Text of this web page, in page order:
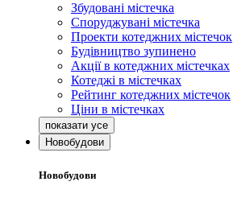
Збудовані містечка
Споруджувані містечка
Проекти котеджних містечок
Будівництво зупинено
Акції в котеджних містечках
Котеджі в містечках
Рейтинг котеджних містечок
Ціни в містечках
Новобудови
Новобудови